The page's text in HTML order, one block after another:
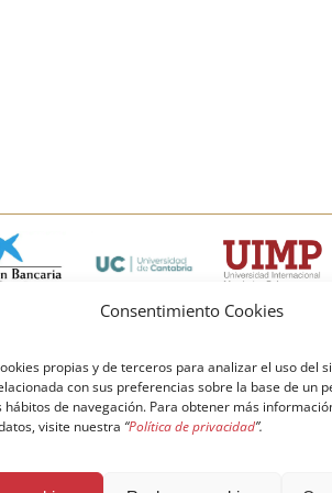
Consentimiento Cookies
propias y de terceros para analizar el uso del
con sus preferencias sobre la base de un
hábitos de navegación. Para obtener más
visite nuestra “Política de privacidad”.
© Copyright Fundación
Política de cookies
Política
Aviso legal